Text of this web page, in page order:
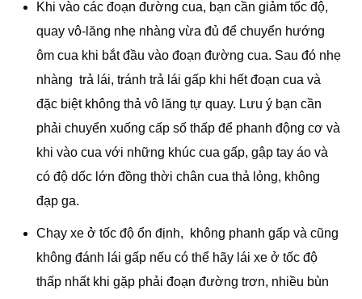
Khi vào các đoạn đường cua, bạn cần giảm tốc độ,
quay vô-lăng nhẹ nhàng vừa đủ để chuyển hướng
ôm cua khi bắt đầu vào đoạn đường cua. Sau đó nhẹ
nhàng trả lái, tránh trả lái gấp khi hết đoạn cua và
đặc biệt không thả vô lăng tự quay. Lưu ý bạn cần
phải chuyển xuống cấp số thấp để phanh động cơ và
khi vào cua với những khúc cua gấp, gập tay áo và
có độ dốc lớn đồng thời chân cua thả lỏng, không
đạp ga.
Chạy xe ở tốc độ ổn định, không phanh gấp và cũng
không đánh lái gấp nếu có thể hãy lái xe ở tốc độ
thấp nhất khi gặp phải đoạn đường trơn, nhiều bùn